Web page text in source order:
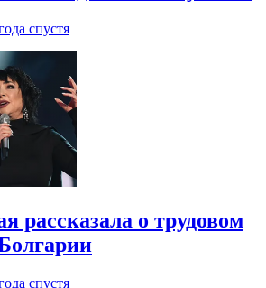
спустя
рассказала о трудовом
спустя